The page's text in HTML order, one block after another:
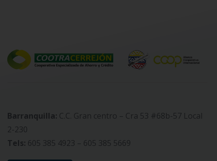
Barranquilla: C.C. Gran centro – Cra 53 #68b-57 Local
2-230
Tels: 605 385 4923 – 605 385 5669